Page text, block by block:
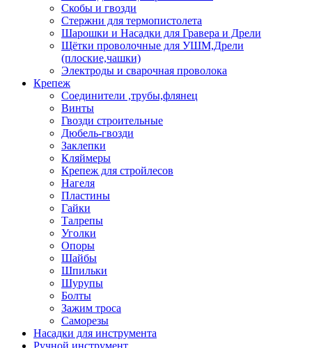
Скобы и гвозди
Стержни для термопистолета
Шарошки и Насадки для Гравера и Дрели
Щётки проволочные для УШМ,Дрели
(плоские,чашки)
Электроды и сварочная проволока
Крепеж
Соединители ,трубы,флянец
Винты
Гвозди строительные
Дюбель-гвозди
Заклепки
Кляймеры
Крепеж для стройлесов
Нагеля
Пластины
Гайки
Талрепы
Уголки
Опоры
Шайбы
Шпильки
Шурупы
Болты
Зажим троса
Саморезы
Насадки для инструмента
Ручной инструмент